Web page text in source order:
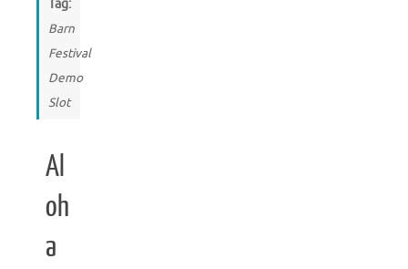
Tag:
Barn
Festival
Demo
Slot
Al
oh
a